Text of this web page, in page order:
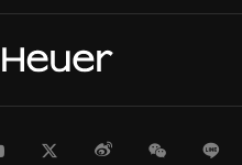
YoutubeTwitterWeiboWeChat